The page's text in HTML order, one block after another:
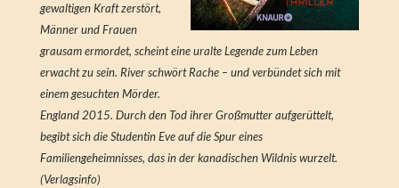
gewaltigen Kraft zerstört,
Männer und Frauen
grausam ermordet, scheint eine uralte Legende zum Leben
erwacht zu sein. River schwört Rache – und verbündet sich mit
einem gesuchten Mörder.
England 2015. Durch den Tod ihrer Großmutter aufgerüttelt,
begibt sich die Studentin Eve auf die Spur eines
Familiengeheimnisses, das in der kanadischen Wildnis wurzelt.
(Verlagsinfo)